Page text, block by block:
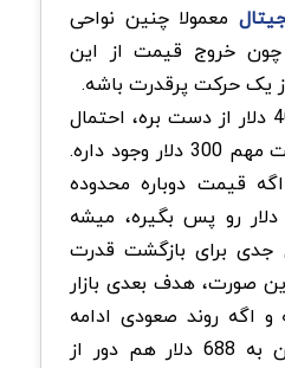
معمولا چنین نواحی
چون خروج قیمت از این
یک حرکت پرقدرت باشه.
اگه حمایت 380 تا 400 دلار از دست بره، احتمال
کاهش قیمت تا حمایت مهم 300 دلار وجود داره.
قیمت دوباره محدوده
مقاومتی 430 تا 446 دلار رو پس بگیره، میشه
جدی برای بازگشت قدرت
صورت، هدف بعدی بازار
باشه و اگه روند صعودی ادامه
پیدا کنه، حتی رسیدن به 688 دلار هم دور از